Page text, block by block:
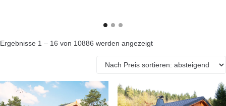
Ergebnisse 1 – 16 von 10886 werden angezeigt